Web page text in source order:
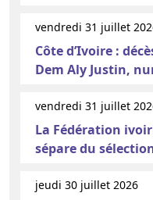
vendredi 31 juillet
Côte d’Ivoire :
Dem Aly Justin,
vendredi 31 juillet
La Fédération
sépare du
jeudi 30 juillet 2026